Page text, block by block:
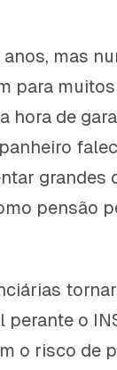
mas
para
hora de
grandes
pensão
o
o risco de